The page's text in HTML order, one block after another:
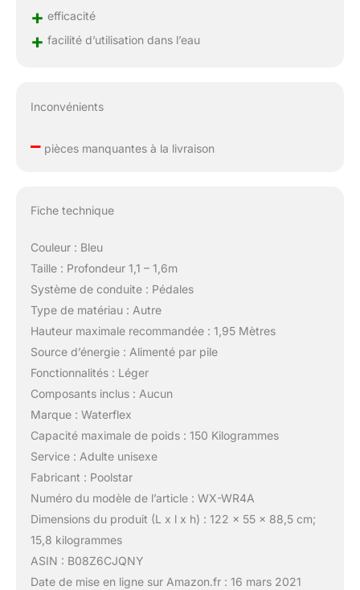
+ efficacité
+ facilité d’utilisation dans l’eau
Inconvénients
–pièces manquantes à la livraison
Fiche technique
Couleur : Bleu
Taille : Profondeur 1,1 – 1,6m
Système de conduite : Pédales
Type de matériau : Autre
Hauteur maximale recommandée : 1,95 Mètres
Source d’énergie : Alimenté par pile
Fonctionnalités : Léger
Composants inclus : Aucun
Marque : Waterflex
Capacité maximale de poids : 150 Kilogrammes
Service : Adulte unisexe
Fabricant : Poolstar
Numéro du modèle de l’article : WX-WR4A
Dimensions du produit (L x l x h) : 122 x 55 x 88,5 cm;
15,8 kilogrammes
ASIN : B08Z6CJQNY
Date de mise en ligne sur Amazon.fr : 16 mars 2021